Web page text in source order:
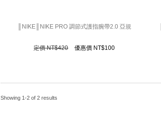
║NIKE║NIKE PRO 調節式護指腕帶2.0 亞規
定價 NT$420 優惠價 NT$100
Showing 1-2 of 2 results